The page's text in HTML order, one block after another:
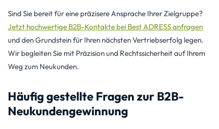
Sind Sie bereit für eine präzisere Ansprache Ihrer Zielgruppe?
Jetzt hochwertige B2B-Kontakte bei Best ADRESS anfragen
und den Grundstein für Ihren nächsten Vertriebserfolg legen.
Wir begleiten Sie mit Präzision und Rechtssicherheit auf Ihrem
Weg zum Neukunden.
Häufig gestellte Fragen zur B2B-
Neukundengewinnung